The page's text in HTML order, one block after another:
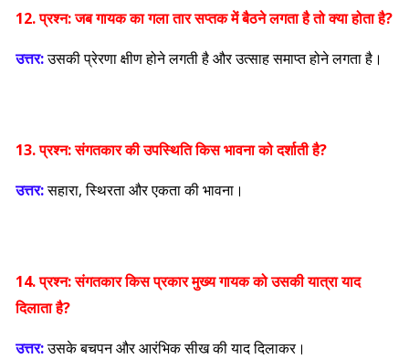
12. प्रश्न:जब गायक का गला तार सप्तक में बैठने लगता है तो क्या होता है?
उत्तर:उसकी प्रेरणा क्षीण होने लगती है और उत्साह समाप्त होने लगता है।
13. प्रश्न:संगतकार की उपस्थिति किस भावना को दर्शाती है?
उत्तर:सहारा, स्थिरता और एकता की भावना।
14. प्रश्न:संगतकार किस प्रकार मुख्य गायक को उसकी यात्रा याद
दिलाता है?
उत्तर:उसके बचपन और आरंभिक सीख की याद दिलाकर।